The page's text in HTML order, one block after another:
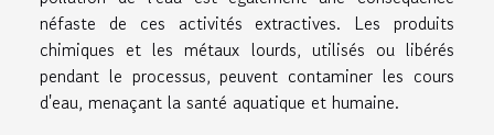
néfaste de ces activités extractives. Les produits
chimiques et les métaux lourds, utilisés ou libérés
pendant le processus, peuvent contaminer les cours
d'eau, menaçant la santé aquatique et humaine.